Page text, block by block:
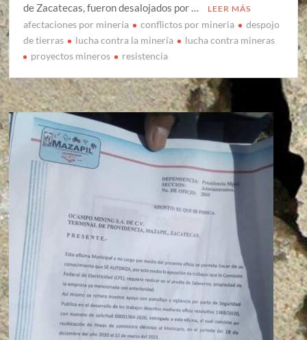
de Zacatecas, fueron desalojados por …
LEER MÁS
afectaciones por minería conflictos por mineria
despojo
de tierras
lucha contra la minería
lucha contra mineras
proyectos mineros
resistencia